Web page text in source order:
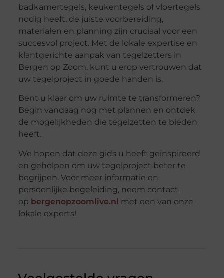
badkamertegels, keukentegels of vloertegels
nodig heeft, de juiste voorbereiding,
materialen en planning zijn cruciaal voor een
succesvol project. Met de lokale expertise en
klantgerichte aanpak van tegelzetters in
Bergen op Zoom, kunt u erop vertrouwen dat
uw tegelproject in goede handen is.
Bent u klaar om uw ruimte te transformeren?
Begin vandaag nog met plannen en ontdek
de mogelijkheden die tegelzetten te bieden
heeft.
We hopen dat deze gids u heeft geïnspireerd
en geholpen om uw tegelproject beter te
begrijpen. Voor meer informatie en
persoonlijke begeleiding, neem contact
op bergenopzoomlive.nl met een van onze
lokale experts!